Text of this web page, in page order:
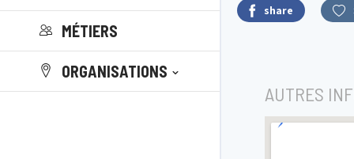
MÉTIERS
ORGANISATIONS
share
AUTRES